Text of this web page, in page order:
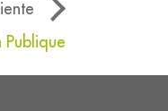
Publique